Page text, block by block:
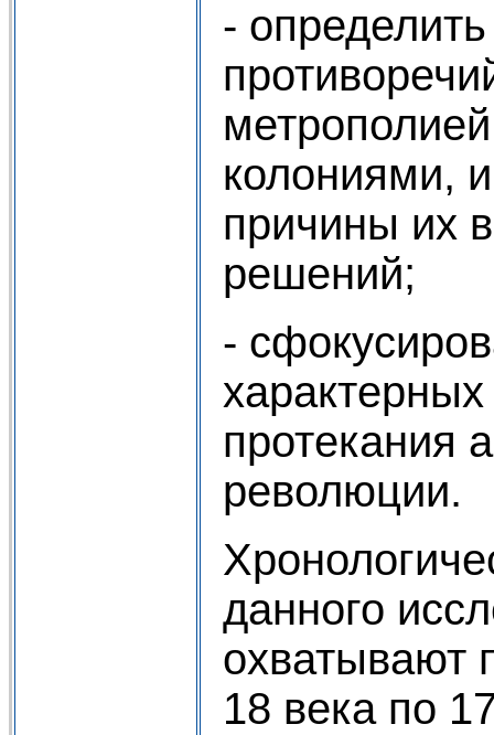
-
колониями,
причины их
решений;
-
протекания
революции.
данного
охватывают
18 века по